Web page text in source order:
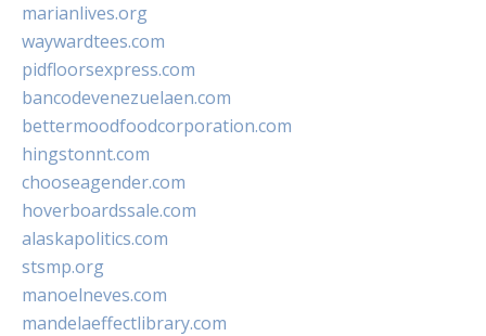
marianlives.org
waywardtees.com
pidfloorsexpress.com
bancodevenezuelaen.com
bettermoodfoodcorporation.com
hingstonnt.com
chooseagender.com
hoverboardssale.com
alaskapolitics.com
stsmp.org
manoelneves.com
mandelaeffectlibrary.com